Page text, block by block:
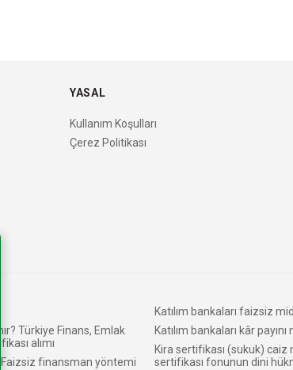
YASAL
Kullanım Koşulları
Çerez Politikası
Türkiye Finans, Emlak
alımı
Faizsiz finansman yöntemi
Katılım bankaları faizsiz
Katılım bankaları kâr payını
Kira sertifikası (sukuk) caiz
sertifikası fonunun dini